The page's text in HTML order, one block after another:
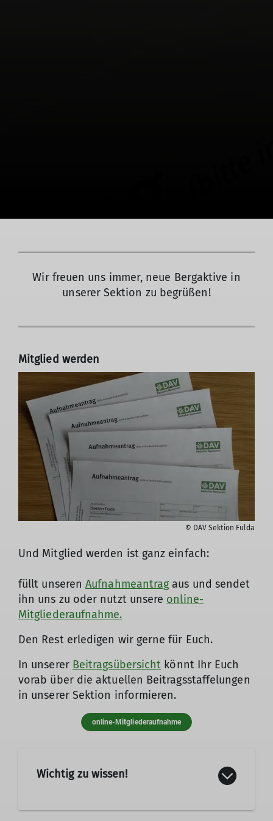
Wir freuen uns immer, neue Bergaktive in
unserer Sektion zu begrüßen!
Mitglied werden
© DAV Sektion Fulda
Und Mitglied werden ist ganz einfach:
füllt unserenAufnahmeantragaus und sendet
ihn uns zu oder nutzt unsere online-
Mitgliederaufnahme.
Den Rest erledigen wir gerne für Euch.
In unserer Beitragsübersicht könnt Ihr Euch
vorab über die aktuellen Beitragsstaffelungen
in unserer Sektion informieren.
online-Mitgliederaufnahme
Wichtig zu wissen!